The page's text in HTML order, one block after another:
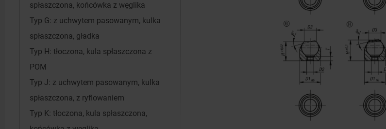
spłaszczona, końcówka z węglika
Typ G: z uchwytem pasowanym, kulka
spłaszczona, gładka
Typ H: tłoczona, kula spłaszczona z
POM
Typ J: z uchwytem pasowanym, kulka
spłaszczona, z ryflowaniem
Typ K: tłoczona, kula spłaszczona,